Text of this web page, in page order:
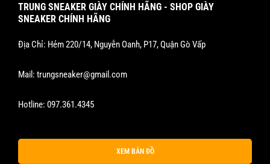
TRUNG SNEAKER GIÀY CHÍNH HÃNG - SHOP GIÀY
SNEAKER CHÍNH HÃNG
Địa Chỉ: Hẻm 220/14, Nguyễn Oanh, P17, Quận Gò Vấp
Mail: trungsneaker@gmail.com
Hotline: 097.361.4345
XEM BẢN ĐỒ